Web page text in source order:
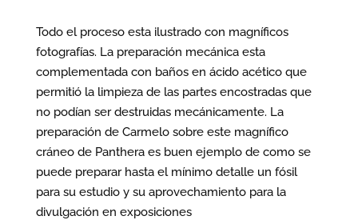
Todo el proceso esta ilustrado con magníficos
fotografías. La preparación mecánica esta
complementada con baños en ácido acético que
permitió la limpieza de las partes encostradas que
no podían ser destruidas mecánicamente. La
preparación de Carmelo sobre este magnífico
cráneo de Panthera es buen ejemplo de como se
puede preparar hasta el mínimo detalle un fósil
para su estudio y su aprovechamiento para la
divulgación en exposiciones